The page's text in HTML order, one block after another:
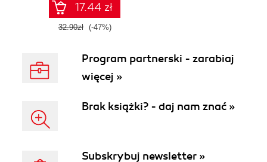
17.44 zł
32.90zł (-47%)
Program partnerski - zarabiaj
więcej »
Brak książki? - daj nam znać »
Subskrybuj newsletter »